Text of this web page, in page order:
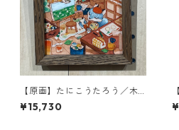
【原画】たにこうたろう／木
の中のアトリエ
¥15,730